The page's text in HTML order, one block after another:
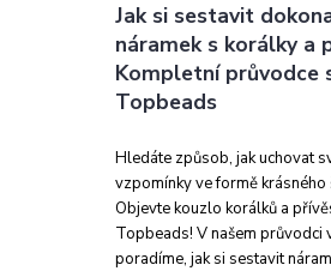
Jak si sestavit
náramek s korálky a
Kompletní průvodce
Topbeads
Hledáte způsob, jak uchovat
vzpomínky ve formě krásného
Objevte kouzlo korálků a
Topbeads! V našem průvodci
poradíme, jak si sestavit